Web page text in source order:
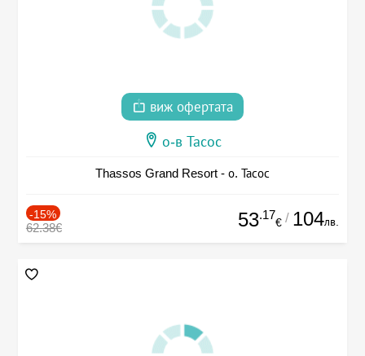
виж офертата
о-в Тасос
Thassos Grand Resort - о. Тасос
-15%
62.38€ 53.17
€ / 104лв.